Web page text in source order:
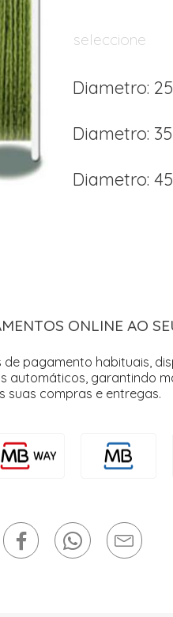
seleccione
Diametro:
Diametro:
Diametro:
ONLINE AO
de pagamento habituais,
automáticos, garantindo
suas compras e entregas.